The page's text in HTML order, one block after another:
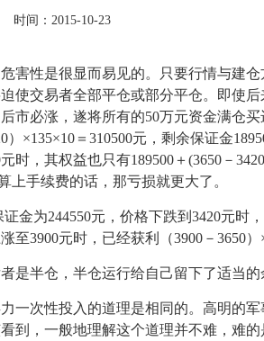
时间：2015-10-23
性是很显而易见的。只要行情与建仓
使交易者全部平仓或部分平仓。即使
市必涨，遂将所有的50万元资金满仓
×135×10＝310500元，剩余保证金
，其权益也只有189500＋(3650－
上手续费的话，那亏损就更大了。
为244550元，价格下跌到3420元时，
3900元时，已经获利（3900－3650）
半仓，半仓运行给自己留下了适当的
次性投入的道理是相同的。高明的军
到，一般地理解这个道理并不难，难